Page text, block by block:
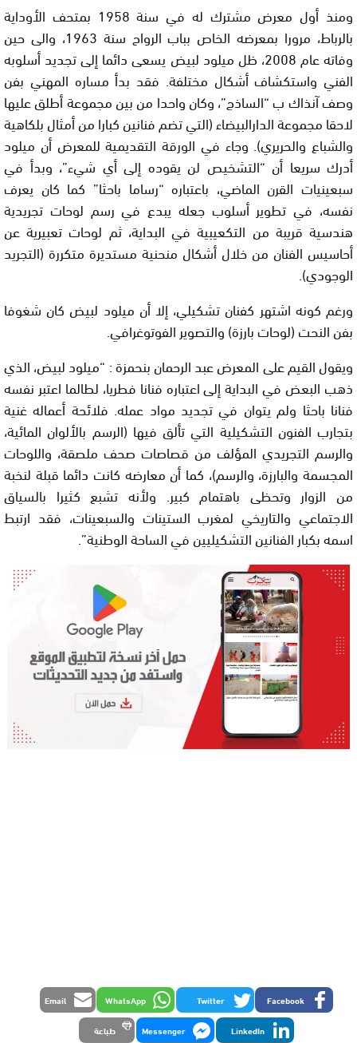
ومنذ أول معرض مشترك له في سنة 1958 بمتحف الأوداية
بالرباط، مرورا بمعرضه الخاص بباب الرواح سنة 1963، والى حين
وفاته عام 2008، ظل ميلود لبيض يسعى دائما إلى تجديد أسلوبه
الفني واستكشاف أشكال مختلفة. فقد بدأ مساره المهني بفن
وصف آنذاك ب “الساذج”، وكان واحدا من بين مجموعة أطلق عليها
لاحقا مجموعة الدارالبيضاء (التي تضم فنانين كبارا من أمثال بلكاهية
والشباع والحريري). وجاء في الورقة التقديمية للمعرض أن ميلود
أدرك سريعا أن “التشخيص لن يقوده إلى أي شيء”، وبدأ في
سبعينيات القرن الماضي، باعتباره “رساما باحثا” كما كان يعرف
نفسه، في تطوير أسلوب جعله يبدع في رسم لوحات تجريدية
هندسية قريبة من التكعيبية في البداية، ثم لوحات تعبيرية عن
أحاسيس الفنان من خلال أشكال منحنية مستديرة متكررة (التجريد
الوجودي).
ورغم كونه اشتهر كفنان تشكيلي، إلا أن ميلود لبيض كان شغوفا
بفن النحت (لوحات بارزة) والتصوير الفوتوغرافي.
ويقول القيم على المعرض عبد الرحمان بنحمزة : “ميلود لبيض، الذي
ذهب البعض في البداية إلى اعتباره فنانا فطريا، لطالما اعتبر نفسه
فنانا باحثا ولم يتوان في تجديد مواد عمله. فلائحة أعماله غنية
بتجارب الفنون التشكيلية التي تألق فيها (الرسم بالألوان المائية،
والرسم التجريدي المؤلف من قصاصات صحف ملصقة، واللوحات
المجسمة والبارزة، والرسم)، كما أن معارضه كانت دائما قبلة لنخبة
من الزوار وتحظى باهتمام كبير. ولأنه تشبع كثيرا بالسياق
الاجتماعي والتاريخي لمغرب الستينات والسبعينات، فقد ارتبط
اسمه بكبار الفنانين التشكيليين في الساحة الوطنية”.
Facebook
Twitter
WhatsApp
Email
LinkedIn
Messenger طباعة